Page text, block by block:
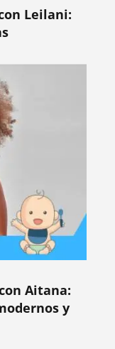
Leilani:
Aitana:
y